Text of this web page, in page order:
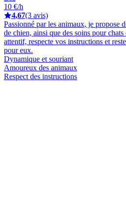
10 €/h
4,67(3 avis)
Passionné par les animaux, je propose
de chien, ainsi que des soins pour chats
attentif, respecte vos instructions et
pour eux.
Dynamique et souriant
Amoureux des animaux
Respect des instructions